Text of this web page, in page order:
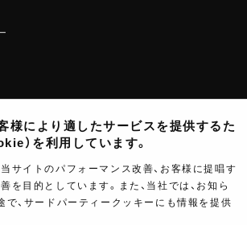
ム
様により適したサービスを提供するた
）を利用しています。
サイトのパフォーマンス改善、お客様に提唱す
を目的としています。また、当社では、お知ら
で、サードパーティークッキーにも情報を提供